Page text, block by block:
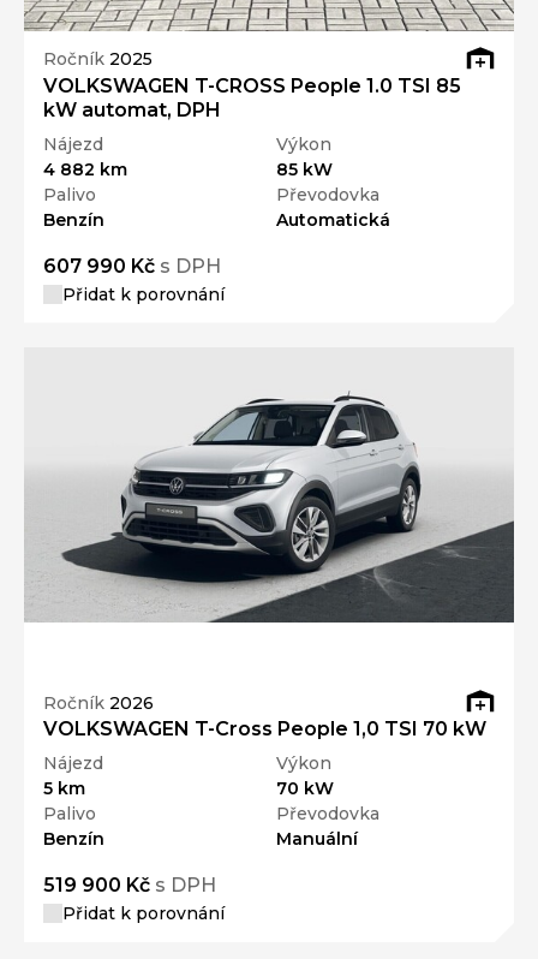
Ročník 2025
VOLKSWAGEN T-CROSS People 1.0 TSI 85
kW automat, DPH
Nájezd
4 882 km
Výkon
85 kW
Palivo
Benzín
Převodovka
Automatická
607 990 Kč s DPH
Přidat k porovnání
Ročník 2026
VOLKSWAGEN T-Cross People 1,0 TSI 70 kW
Nájezd
5 km
Výkon
70 kW
Palivo
Benzín
Převodovka
Manuální
519 900 Kč s DPH
Přidat k porovnání